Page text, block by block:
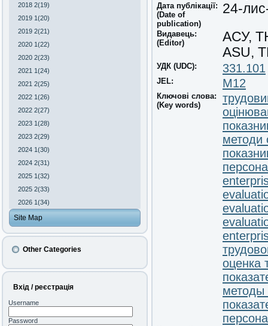
2018 2(19)
2019 1(20)
2019 2(21)
2020 1(22)
2020 2(23)
2021 1(24)
2021 2(25)
2022 1(26)
2022 2(27)
2023 1(28)
2023 2(29)
2024 1(30)
2024 2(31)
2025 1(32)
2025 2(33)
2026 1(34)
Site Map
Other Categories
Вхід / реєстрація
Username
Password
Дата публікації:
(Date of
publication)
24-
Видавець:
(Editor)
АСУ,
ASU,
УДК (UDC): 331.101
JEL: М12
Ключові слова:
(Key words)
методи
оценка
методы